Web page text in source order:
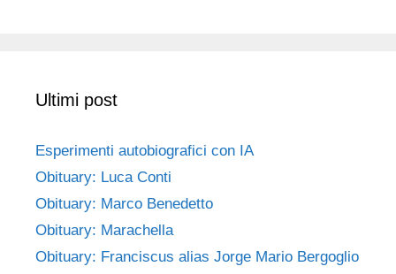
Ultimi post
Esperimenti autobiografici con IA
Obituary: Luca Conti
Obituary: Marco Benedetto
Obituary: Marachella
Obituary: Franciscus alias Jorge Mario Bergoglio